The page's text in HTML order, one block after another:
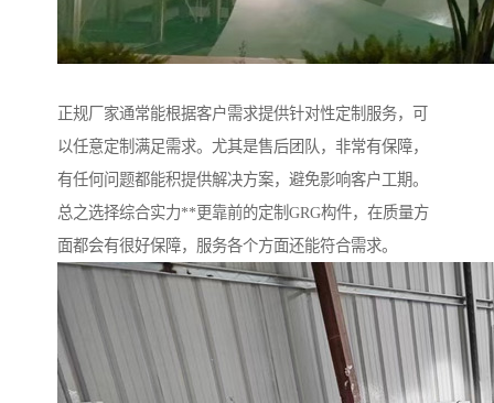
正规厂家通常能根据客户需求提供针对性定制服务，可
以任意定制满足需求。尤其是售后团队，非常有保障，
有任何问题都能积提供解决方案，避免影响客户工期。
总之选择综合实力**更靠前的定制GRG构件，在质量方
面都会有很好保障，服务各个方面还能符合需求。